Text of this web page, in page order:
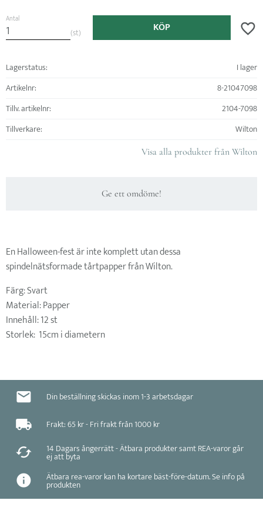
Antal
st KÖP
Lagerstatus
I lager
Artikelnr
8-21047098
Tillv. artikelnr
2104-7098
Tillverkare
Wilton
Visa alla produkter från Wilton
Ge ett omdöme!
En Halloween-fest är inte komplett utan dessa
spindelnätsformade tårtpapper från Wilton.
Färg: Svart
Material: Papper
Innehåll: 12 st
Storlek: 15cm i diametern
Din beställning skickas inom 1-3 arbetsdagar
Frakt: 65 kr - Fri frakt från 1000 kr
14 Dagars ångerrätt - Ätbara produkter samt REA-varor går
ej att byta
Ätbara rea-varor kan ha kortare bäst-före-datum. Se info på
produkten